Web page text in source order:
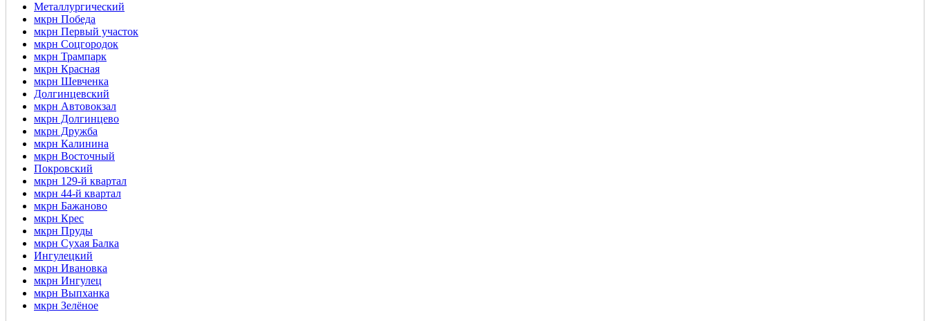
Металлургический
мкрн Победа
мкрн Первый участок
мкрн Соцгородок
мкрн Трампарк
мкрн Красная
мкрн Шевченка
Долгинцевский
мкрн Автовокзал
мкрн Долгинцево
мкрн Дружба
мкрн Калинина
мкрн Восточный
Покровский
мкрн 129-й квартал
мкрн 44-й квартал
мкрн Бажаново
мкрн Крес
мкрн Пруды
мкрн Сухая Балка
Ингулецкий
мкрн Ивановка
мкрн Ингулец
мкрн Выпханка
мкрн Зелёное